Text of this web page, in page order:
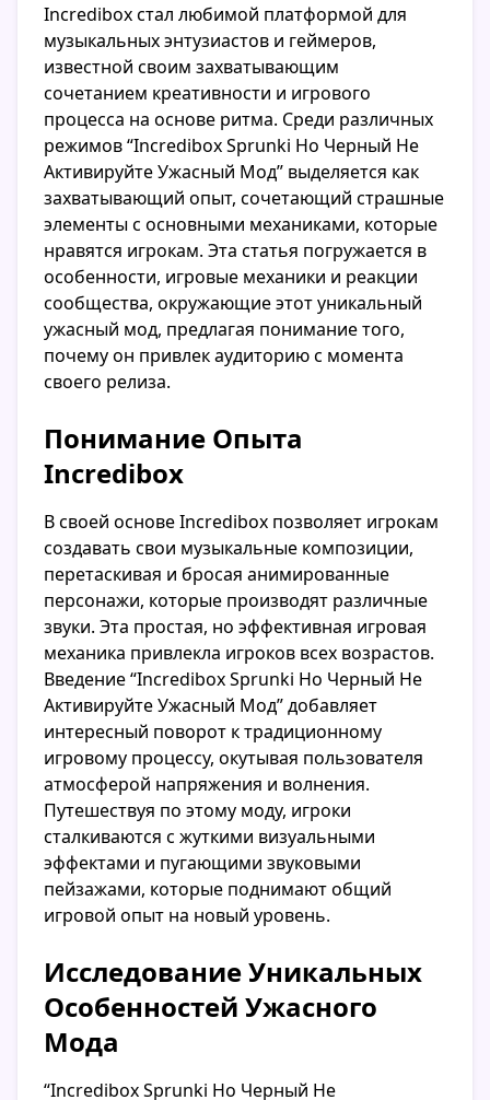
Incredibox стал любимой платформой для
музыкальных энтузиастов и геймеров,
известной своим захватывающим
сочетанием креативности и игрового
процесса на основе ритма. Среди различных
режимов “Incredibox Sprunki Но Черный Не
Активируйте Ужасный Мод” выделяется как
захватывающий опыт, сочетающий страшные
элементы с основными механиками, которые
нравятся игрокам. Эта статья погружается в
особенности, игровые механики и реакции
сообщества, окружающие этот уникальный
ужасный мод, предлагая понимание того,
почему он привлек аудиторию с момента
своего релиза.
Понимание Опыта
Incredibox
В своей основе Incredibox позволяет игрокам
создавать свои музыкальные композиции,
перетаскивая и бросая анимированные
персонажи, которые производят различные
звуки. Эта простая, но эффективная игровая
механика привлекла игроков всех возрастов.
Введение “Incredibox Sprunki Но Черный Не
Активируйте Ужасный Мод” добавляет
интересный поворот к традиционному
игровому процессу, окутывая пользователя
атмосферой напряжения и волнения.
Путешествуя по этому моду, игроки
сталкиваются с жуткими визуальными
эффектами и пугающими звуковыми
пейзажами, которые поднимают общий
игровой опыт на новый уровень.
Исследование Уникальных
Особенностей Ужасного
Мода
“Incredibox Sprunki Но Черный Не